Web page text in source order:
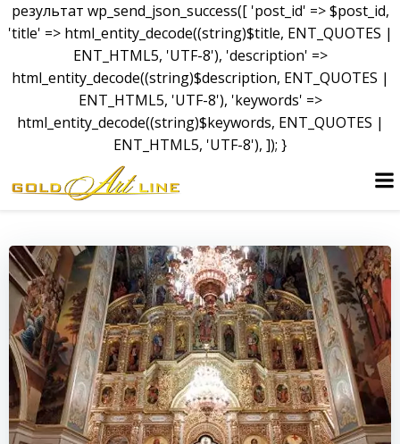
результат wp_send_json_success([ 'post_id' => $post_id,
'title' => html_entity_decode((string)$title, ENT_QUOTES |
ENT_HTML5, 'UTF-8'), 'description' =>
html_entity_decode((string)$description, ENT_QUOTES |
ENT_HTML5, 'UTF-8'), 'keywords' =>
html_entity_decode((string)$keywords, ENT_QUOTES |
ENT_HTML5, 'UTF-8'), ]); }